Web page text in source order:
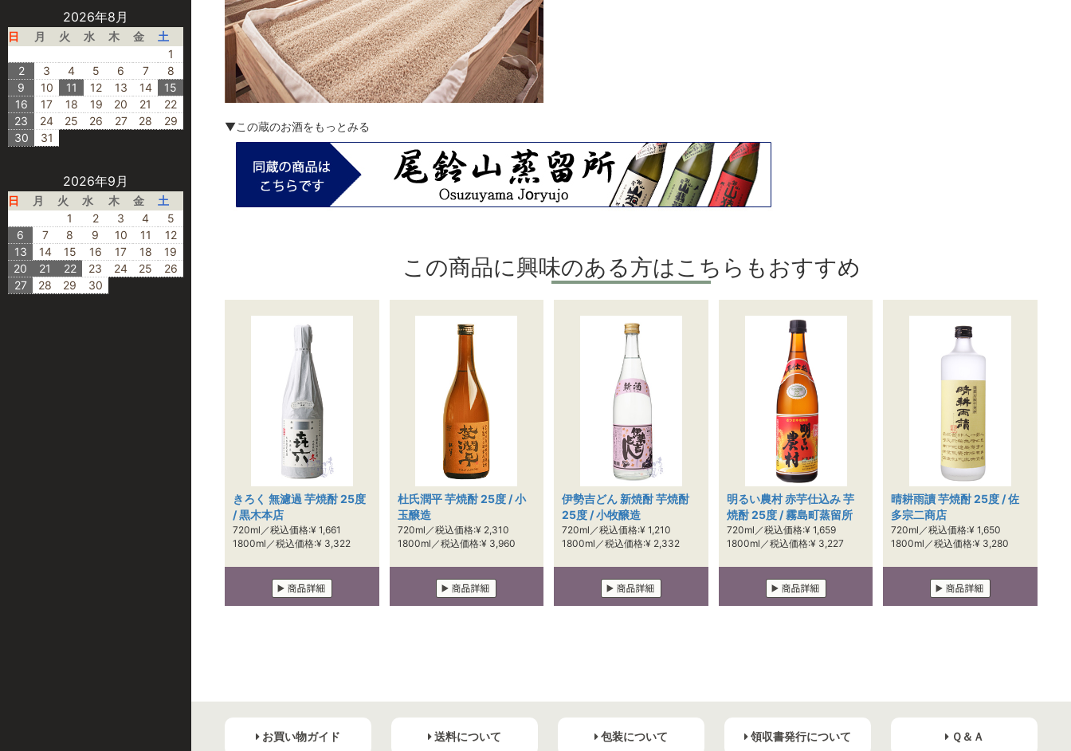
2026年8月
日 月 火 水 木 金
土
1
2
3 4 5 6 7
8
9
10 11 12 13 14
15
16
17 18 19 20 21
22
23
24 25 26 27 28
29
30
31
2026年9月
日 月 火 水 木 金
土
1
2 3 4
5
6
7 8 9 10 11
12
13
14 15 16 17 18
19
20
21 22 23 24 25
26
27
28 29 30
▼この蔵のお酒をもっとみる
この商品に興味のある方はこちらもおすすめ
きろく 無濾過 芋焼酎 25度
/ 黒木本店
720ml／税込価格:¥ 1,661
1800ml／税込価格:¥ 3,322
杜氏潤平 芋焼酎 25度 / 小
玉醸造
720ml／税込価格:¥ 2,310
1800ml／税込価格:¥ 3,960
伊勢吉どん 新焼酎 芋焼酎
25度 / 小牧醸造
720ml／税込価格:¥ 1,210
1800ml／税込価格:¥ 2,332
明るい農村 赤芋仕込み 芋
焼酎 25度 / 霧島町蒸留所
720ml／税込価格:¥ 1,659
1800ml／税込価格:¥ 3,227
晴耕雨讀 芋焼酎 25度 / 佐
多宗二商店
720ml／税込価格:¥ 1,650
1800ml／税込価格:¥ 3,280
お買い物ガイド 送料について 包装について 領収書発行について Ｑ＆Ａ